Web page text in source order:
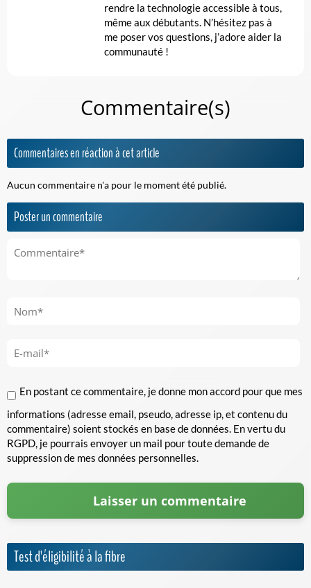
rendre la technologie accessible à tous,
même aux débutants. N’hésitez pas à
me poser vos questions, j’adore aider la
communauté !
Commentaire(s)
Commentaires en réaction à cet article
Aucun commentaire n'a pour le moment été publié.
Poster un commentaire
En postant ce commentaire, je donne mon accord pour que mes
informations (adresse email, pseudo, adresse ip, et contenu du
commentaire) soient stockés en base de données. En vertu du
RGPD, je pourrais envoyer un mail pour toute demande de
suppression de mes données personnelles.
Test d'éligibilité à la fibre